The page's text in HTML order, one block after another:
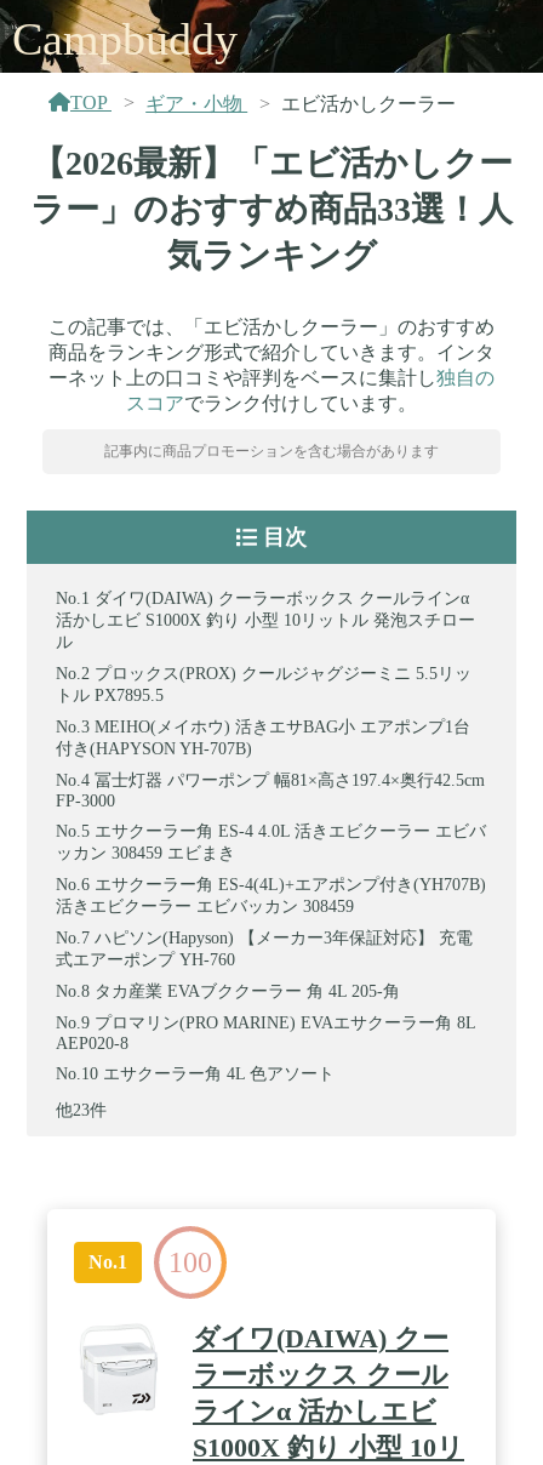
Campbuddy
TOP ギア・小物 エビ活かしクーラー
【2026最新】「エビ活かしクー
ラー」のおすすめ商品33選！人
気ランキング
この記事では、「エビ活かしクーラー」のおすすめ
商品をランキング形式で紹介していきます。インタ
ーネット上の口コミや評判をベースに集計し独自の
スコアでランク付けしています。
記事内に商品プロモーションを含む場合があります
目次
ダイワ(DAIWA) クーラーボックス クールラインα
活かしエビ S1000X 釣り 小型 10リットル 発泡スチロー
ル
プロックス(PROX) クールジャグジーミニ 5.5リッ
トル PX7895.5
MEIHO(メイホウ) 活きエサBAG小 エアポンプ1台
付き(HAPYSON YH-707B)
冨士灯器 パワーポンプ 幅81×高さ197.4×奥行42.5cm
FP-3000
エサクーラー角 ES-4 4.0L 活きエビクーラー エビバ
ッカン 308459 エビまき
エサクーラー角 ES-4(4L)+エアポンプ付き(YH707B)
活きエビクーラー エビバッカン 308459
ハピソン(Hapyson) 【メーカー3年保証対応】 充電
式エアーポンプ YH-760
タカ産業 EVAブククーラー 角 4L 205-角
プロマリン(PRO MARINE) EVAエサクーラー角 8L
AEP020-8
エサクーラー角 4L 色アソート
他23件
No.1 100
ダイワ(DAIWA) クー
ラーボックス クール
ラインα 活かしエビ
S1000X 釣り 小型 10リ